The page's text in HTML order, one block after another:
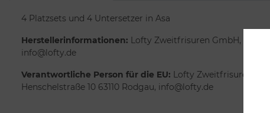
4 Platzsets und 4 Untersetzer in Asa
Herstellerinformationen: Lofty Zweitfrisuren GmbH,
info@lofty.de
Verantwortliche Person für die EU: Lofty Zweitfrisuren
Henschelstraße 10 63110 Rodgau, info@lofty.de